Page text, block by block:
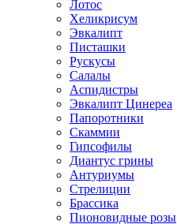
Лотос
Хеликрисум
Эвкалипт
Писташки
Рускусы
Салалы
Аспидистры
Эвкалипт Цинереа
Папоротники
Скаммии
Гипсофилы
Диантус грины
Антуриумы
Стрелиции
Брассика
Пионовидные розы